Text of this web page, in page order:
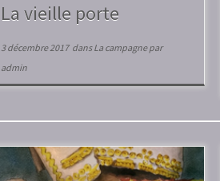
La vieille porte
3 décembre 2017dansLa campagnepar
admin